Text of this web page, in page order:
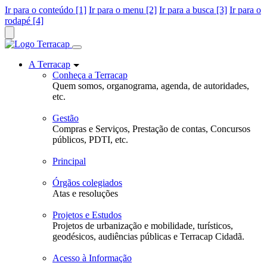
Ir para o conteúdo [1] Ir para o menu [2] Ir para a busca [3] Ir para o
rodapé [4]
A Terracap
Conheça a Terracap
Quem somos, organograma, agenda, de autoridades,
etc.
Gestão
Compras e Serviços, Prestação de contas, Concursos
públicos, PDTI, etc.
Principal
Órgãos colegiados
Atas e resoluções
Projetos e Estudos
Projetos de urbanização e mobilidade, turísticos,
geodésicos, audiências públicas e Terracap Cidadã.
Acesso à Informação